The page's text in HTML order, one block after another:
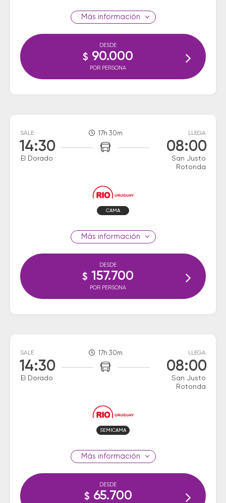
información
DESDE
$ 90.000
POR PERSONA
SALE
14:30
El Dorado
17h 30m LLEGA
08:00
San Justo
Rotonda
CAMA
información
DESDE
$ 157.700
POR PERSONA
SALE
14:30
El Dorado
17h 30m LLEGA
08:00
San Justo
Rotonda
SEMICAMA
información
DESDE
$ 65.700